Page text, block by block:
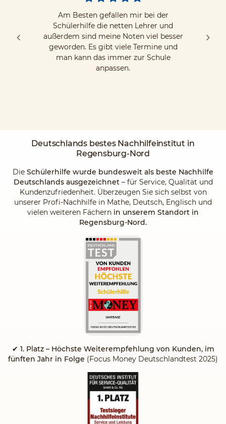
Am Besten gefallen mir bei der
Schülerhilfe die netten Lehrer und
außerdem sind meine Noten viel besser
geworden. Es gibt viele Termine und
man kann das immer zur Schule
anpassen.
Deutschlands bestes Nachhilfeinstitut in
Regensburg-Nord
Die Schülerhilfe wurde bundesweit als beste Nachhilfe
Deutschlands ausgezeichnet– für Service, Qualität und
Kundenzufriedenheit. Überzeugen Sie sich selbst von
unserer Profi-Nachhilfe in Mathe, Deutsch, Englisch und
vielen weiteren Fächern in unserem Standort in
Regensburg-Nord.
✔ 1. Platz – Höchste Weiterempfehlung von Kunden, im
fünften Jahr in Folge (Focus Money Deutschlandtest 2025)